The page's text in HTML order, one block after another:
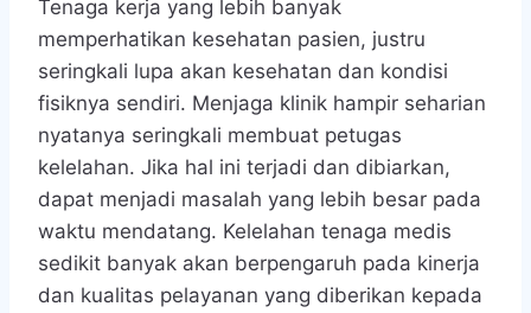
Tenaga kerja yang lebih banyak
memperhatikan kesehatan pasien, justru
seringkali lupa akan kesehatan dan kondisi
fisiknya sendiri. Menjaga klinik hampir seharian
nyatanya seringkali membuat petugas
kelelahan. Jika hal ini terjadi dan dibiarkan,
dapat menjadi masalah yang lebih besar pada
waktu mendatang. Kelelahan tenaga medis
sedikit banyak akan berpengaruh pada kinerja
dan kualitas pelayanan yang diberikan kepada